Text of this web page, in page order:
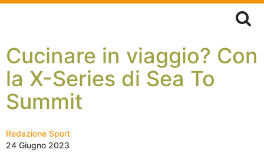
Cucinare in viaggio? Con
la X-Series di Sea To
Summit
Redazione Sport
24 Giugno 2023